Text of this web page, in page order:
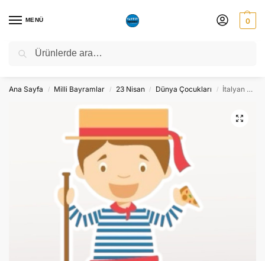
MENÜ 0
NATO ZİRVESİ NEDENİYLE 06-10 TEMMUZ TARİHLERİ ARASINDA
Ana Sayfa / Milli Bayramlar / 23 Nisan / Dünya Çocukları / İtalyan Çocuk Ayaklı Maket Pano Dekor – Süs